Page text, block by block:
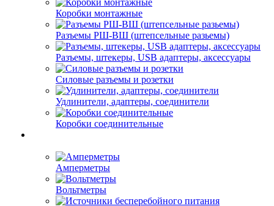
Коробки монтажные
Разъемы РШ-ВШ (штепсельные разьемы)
Разъемы, штекеры, USB адаптеры, аксессуары
Силовые разъемы и розетки
Удлинители, адаптеры, соединители
Коробки соединительные
Амперметры
Вольтметры